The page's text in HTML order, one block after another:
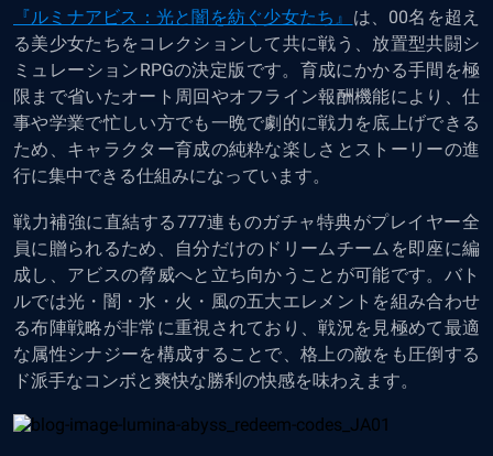
『ルミナアビス：光と闇を紡ぐ少女たち』 は、00名を超え
る美少女たちをコレクションして共に戦う、放置型共闘シ
ミュレーションRPGの決定版です。育成にかかる手間を極
限まで省いたオート周回やオフライン報酬機能により、仕
事や学業で忙しい方でも一晩で劇的に戦力を底上げできる
ため、キャラクター育成の純粋な楽しさとストーリーの進
行に集中できる仕組みになっています。
戦力補強に直結する777連ものガチャ特典がプレイヤー全
員に贈られるため、自分だけのドリームチームを即座に編
成し、アビスの脅威へと立ち向かうことが可能です。バト
ルでは光・闇・水・火・風の五大エレメントを組み合わせ
る布陣戦略が非常に重視されており、戦況を見極めて最適
な属性シナジーを構成することで、格上の敵をも圧倒する
ド派手なコンボと爽快な勝利の快感を味わえます。